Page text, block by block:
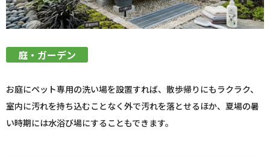
庭・ガーデン
お庭にペット専用の洗い場を設置すれば、散歩帰りにもラクラク、
室内に汚れを持ち込むことなく外で汚れを落とせるほか、夏場の暑
い時期には水浴び場にすることもできます。